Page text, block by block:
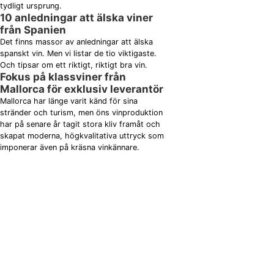
tydligt ursprung.
10 anledningar att älska viner
från Spanien
Det finns massor av anledningar att älska
spanskt vin. Men vi listar de tio viktigaste.
Och tipsar om ett riktigt, riktigt bra vin.
Fokus på klassviner från
Mallorca för exklusiv leverantör
Mallorca har länge varit känd för sina
stränder och turism, men öns vinproduktion
har på senare år tagit stora kliv framåt och
skapat moderna, högkvalitativa uttryck som
imponerar även på kräsna vinkännare.